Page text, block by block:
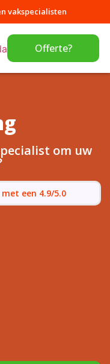
vakspecialisten
Offerte?
om uw
een 4.9/5.0